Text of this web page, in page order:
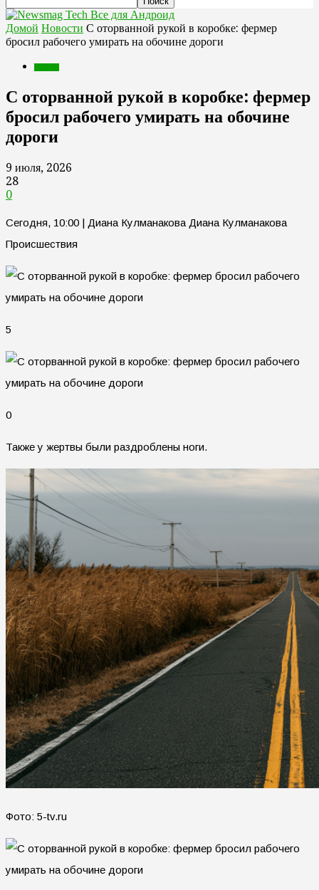
Все для Андроид
Домой Новости С оторванной рукой в коробке: фермер
бросил рабочего умирать на обочине дороги
С оторванной рукой в коробке: фермер
бросил рабочего умирать на обочине
дороги
9 июля, 2026
28
0
Сегодня, 10:00 | Диана Кулманакова Диана Кулманакова
Происшествия
5
0
Также у жертвы были раздроблены ноги.
Фото: 5-tv.ru